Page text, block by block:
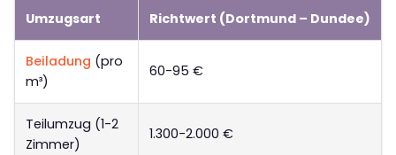
Umzugsart Richtwert (Dortmund – Dundee)
Beiladung (pro
m³)
60-95 €
Teilumzug (1-2
Zimmer)
1.300-2.000 €